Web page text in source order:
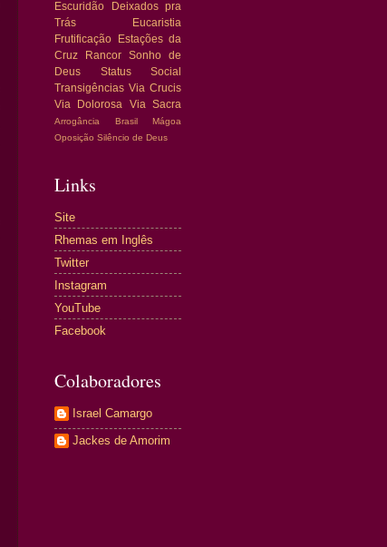
Escuridão
Deixados pra
Trás
Eucaristia
Frutificação
Estações da
Cruz
Rancor
Sonho de
Deus
Status Social
Transigências Via Crucis
Via Dolorosa
Via Sacra
Arrogância Brasil
Mágoa
Oposição Silêncio de Deus
Links
Site
Rhemas em Inglês
Twitter
Instagram
YouTube
Facebook
Colaboradores
Israel Camargo
Jackes de Amorim